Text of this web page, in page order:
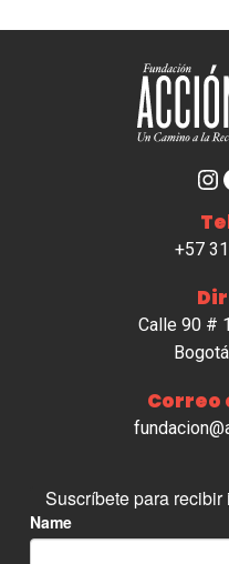
Instagram Facebook
+57
Calle 90 #
Correo